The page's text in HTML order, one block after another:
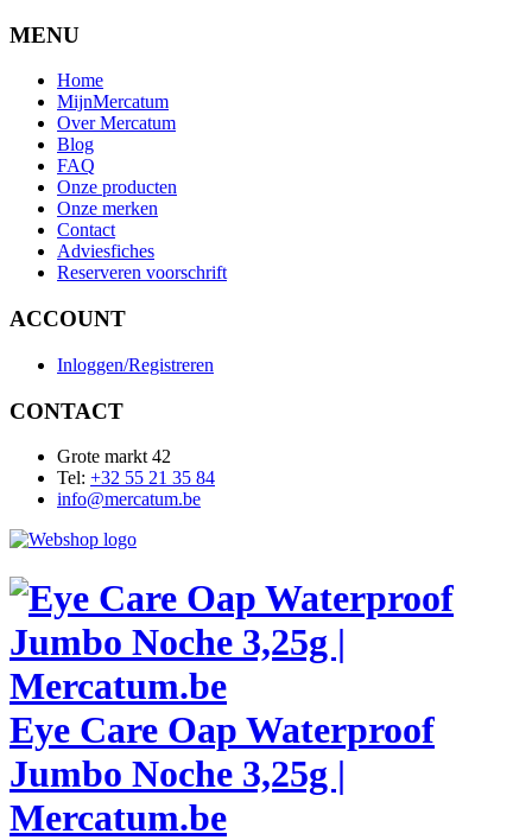
MENU
Home
MijnMercatum
Over Mercatum
Blog
FAQ
Onze producten
Onze merken
Contact
Adviesfiches
Reserveren voorschrift
ACCOUNT
Inloggen/Registreren
CONTACT
Grote markt 42
Tel: +32 55 21 35 84
info@mercatum.be
Eye Care Oap Waterproof
Jumbo Noche 3,25g |
Mercatum.be